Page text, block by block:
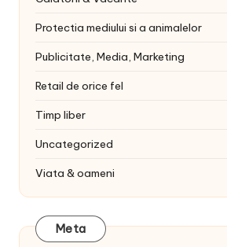
Protectia mediului si a animalelor
Publicitate, Media, Marketing
Retail de orice fel
Timp liber
Uncategorized
Viata & oameni
Meta